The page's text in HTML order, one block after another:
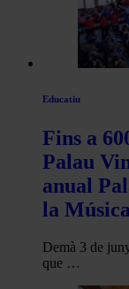
Educatiu
Fins a
Palau
anual
la
Demà 3 de
que …